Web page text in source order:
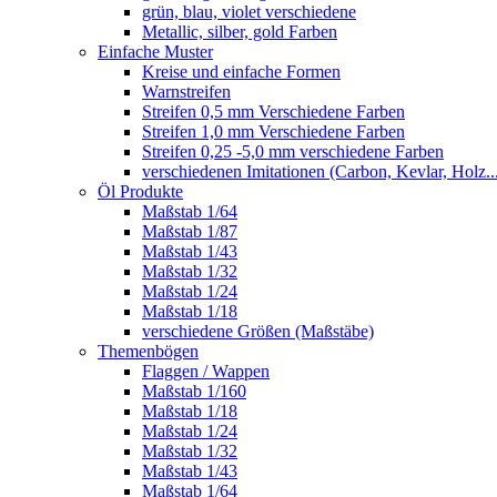
grün, blau, violet verschiedene
Metallic, silber, gold Farben
Einfache Muster
Kreise und einfache Formen
Warnstreifen
Streifen 0,5 mm Verschiedene Farben
Streifen 1,0 mm Verschiedene Farben
Streifen 0,25 -5,0 mm verschiedene Farben
verschiedenen Imitationen (Carbon, Kevlar,
Öl Produkte
Maßstab 1/64
Maßstab 1/87
Maßstab 1/43
Maßstab 1/32
Maßstab 1/24
Maßstab 1/18
verschiedene Größen (Maßstäbe)
Themenbögen
Flaggen / Wappen
Maßstab 1/160
Maßstab 1/18
Maßstab 1/24
Maßstab 1/32
Maßstab 1/43
Maßstab 1/64